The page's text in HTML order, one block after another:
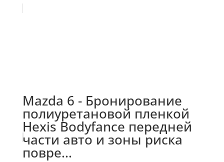
Mazda 6 - Бронирование
полиуретановой пленкой
Hexis Bodyfance передней
части авто и зоны риска
повре...